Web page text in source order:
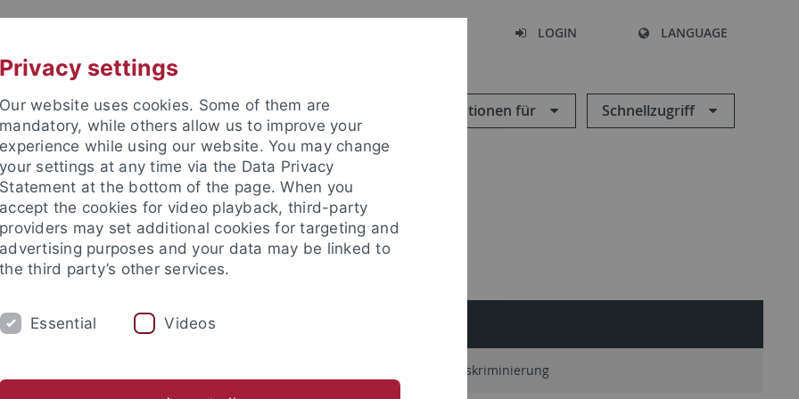
LOGIN LANGUAGE
Informationen für Schnellzugriff
Institut
SAMMLUNGEN
Antidiskriminierung
Privacy settings
Our website uses cookies. Some of them are
mandatory, while others allow us to improve your
experience while using our website. You may change
your settings at any time via the Data Privacy
Statement at the bottom of the page. When you
accept the cookies for video playback, third-party
providers may set additional cookies for targeting and
advertising purposes and your data may be linked to
the third party’s other services.
Essential Videos